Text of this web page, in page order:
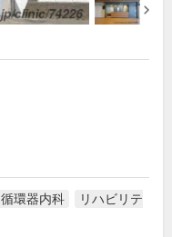
循環器内科
リハビリテ